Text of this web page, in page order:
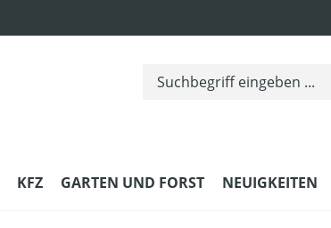
KFZ GARTEN UND FORST NEUIGKEITEN